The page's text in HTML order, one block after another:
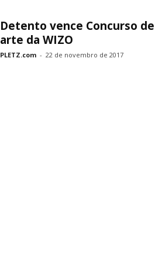
Detento vence Concurso de
arte da WIZO
PLETZ.com - 22 de novembro de 2017